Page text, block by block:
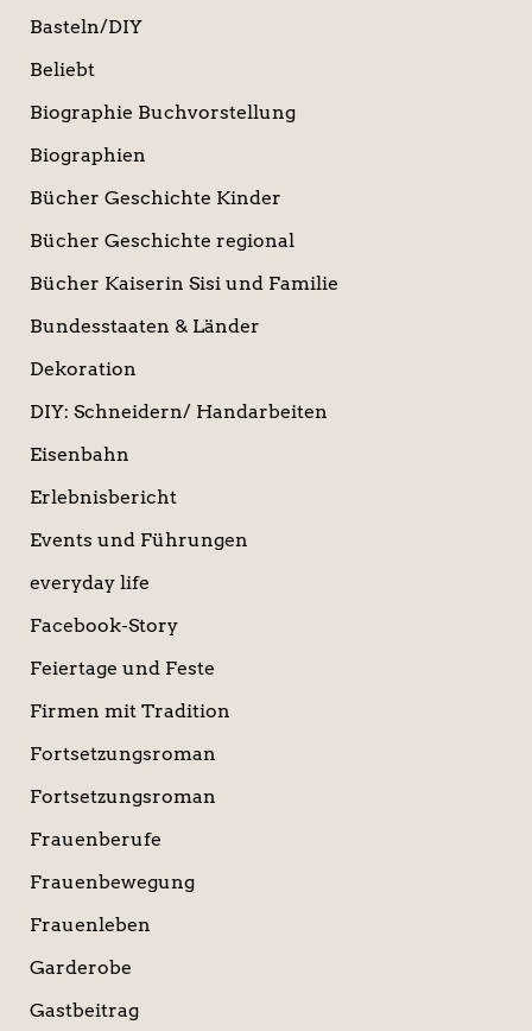
Basteln/DIY
Beliebt
Biographie Buchvorstellung
Biographien
Bücher Geschichte Kinder
Bücher Geschichte regional
Bücher Kaiserin Sisi und Familie
Bundesstaaten & Länder
Dekoration
DIY: Schneidern/ Handarbeiten
Eisenbahn
Erlebnisbericht
Events und Führungen
everyday life
Facebook-Story
Feiertage und Feste
Firmen mit Tradition
Fortsetzungsroman
Fortsetzungsroman
Frauenberufe
Frauenbewegung
Frauenleben
Garderobe
Gastbeitrag